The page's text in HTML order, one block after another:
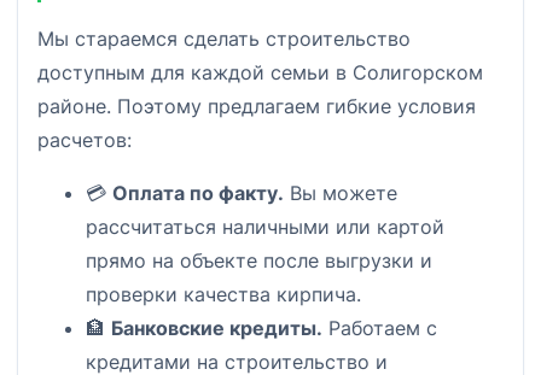
Мы стараемся сделать строительство
доступным для каждой семьи в Солигорском
районе. Поэтому предлагаем гибкие условия
расчетов:
💳 Оплата по факту. Вы можете
рассчитаться наличными или картой
прямо на объекте после выгрузки и
проверки качества кирпича.
🏦 Банковские кредиты. Работаем с
кредитами на строительство и